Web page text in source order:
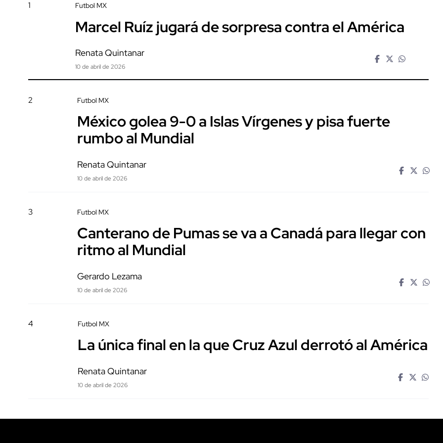
1 Futbol MX
Marcel Ruíz jugará de sorpresa contra el América
Renata Quintanar
10 de abril de 2026
2 Futbol MX
México golea 9-0 a Islas Vírgenes y pisa fuerte
rumbo al Mundial
Renata Quintanar
10 de abril de 2026
3 Futbol MX
Canterano de Pumas se va a Canadá para llegar con
ritmo al Mundial
Gerardo Lezama
10 de abril de 2026
4 Futbol MX
La única final en la que Cruz Azul derrotó al América
Renata Quintanar
10 de abril de 2026